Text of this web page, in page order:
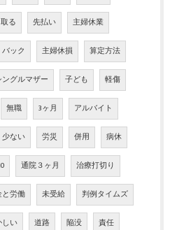
る 先払い 主婦休業
バック 主婦休損 算定方法
ングルマザー 子ども 軽傷
無職 3ヶ月 アルバイト
少ない 労災 併用 病休
通院３ヶ月 治療打切り
労働 未受給 判例タイムズ
しい 道路 陥没 責任